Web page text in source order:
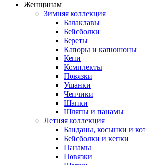
Женщинам
Зимняя коллекция
Балаклавы
Бейсболки
Береты
Капоры и капюшоны
Кепи
Комплекты
Повязки
Ушанки
Чепчики
Шапки
Шляпы и панамы
Летняя коллекция
Банданы, косынки и
Бейсболки и кепки
Панамы
Повязки